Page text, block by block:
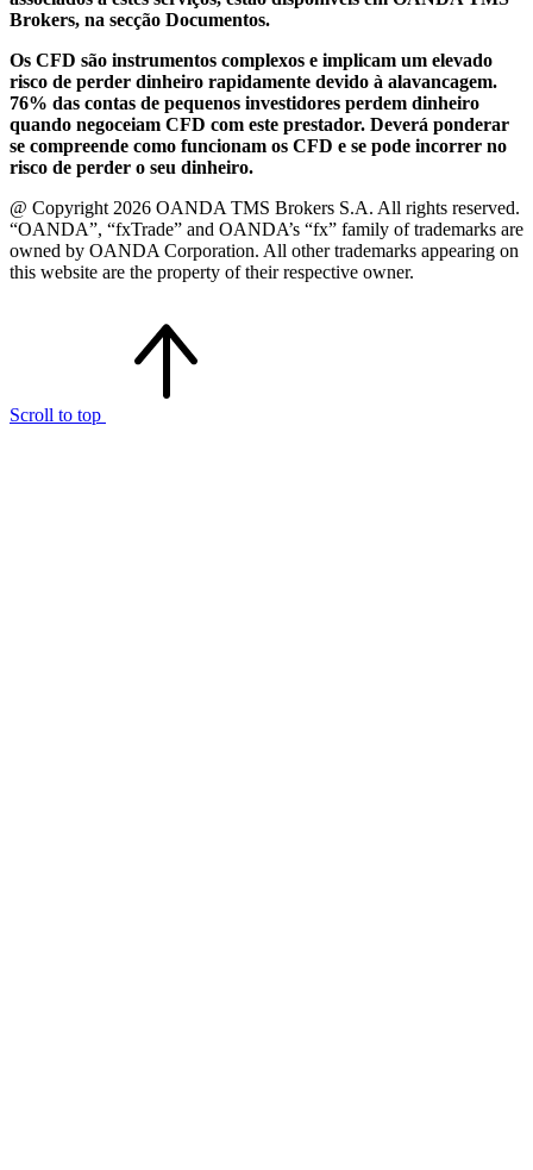
Brokers, na secção Documentos.
Os CFD são instrumentos complexos e implicam um elevado
risco de perder dinheiro rapidamente devido à alavancagem.
76% das contas de pequenos investidores perdem dinheiro
quando negoceiam CFD com este prestador. Deverá ponderar
se compreende como funcionam os CFD e se pode incorrer no
risco de perder o seu dinheiro.
@ Copyright 2026 OANDA TMS Brokers S.A. All rights reserved.
“OANDA”, “fxTrade” and OANDA’s “fx” family of trademarks are
owned by OANDA Corporation. All other trademarks appearing on
this website are the property of their respective owner.
Scroll to top